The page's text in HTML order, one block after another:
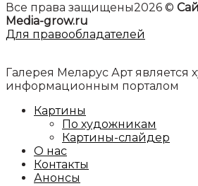
Все права защищены2026 ©
Media-grow.ru
Для правообладателей
Галерея Меларус Арт является
информационным порталом
Картины
По художникам
Картины-слайдер
О нас
Контакты
Анонсы